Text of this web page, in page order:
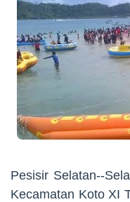
Pesisir Selatan--
Kecamatan Koto XI